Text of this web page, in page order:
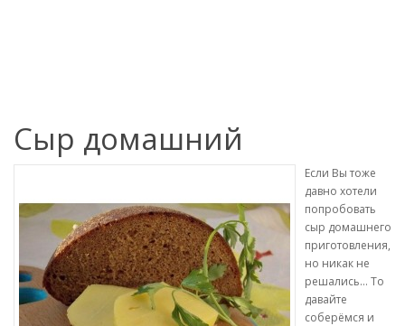
Сыр домашний
Если Вы тоже
давно хотели
попробовать
сыр домашнего
приготовления,
но никак не
решались… То
давайте
соберёмся и